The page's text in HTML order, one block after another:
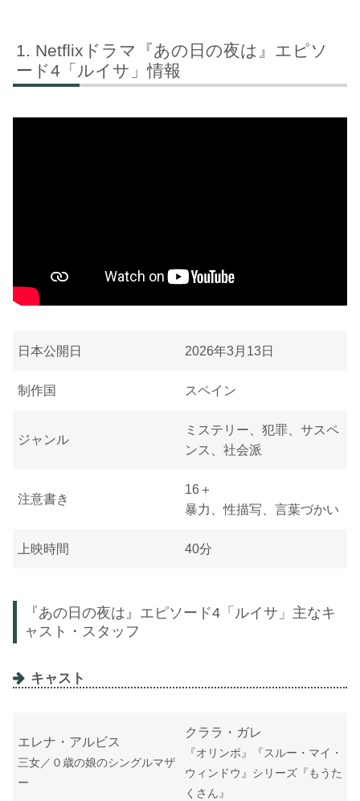
Netflixドラマ『あの日の夜は』エピソ
ード4「ルイサ」情報
日本公開日 2026年3月13日
制作国 スペイン
ジャンル
ミステリー、犯罪、サスペ
ンス、社会派
注意書き
16＋
暴力、性描写、言葉づかい
上映時間 40分
『あの日の夜は』エピソード4「ルイサ」主なキ
ャスト・スタッフ
キャスト
エレナ・アルビス
三女／０歳の娘のシングルマザ
ー
クララ・ガレ
『オリンポ』『スルー・マイ・
ウィンドウ』シリーズ『もうた
くさん』